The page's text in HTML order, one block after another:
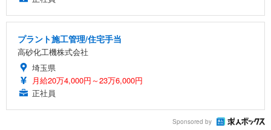
プラント施工管理/住宅手当
高砂化工機株式会社
埼玉県
月給20万4,000円～23万6,000円
正社員
Sponsored by